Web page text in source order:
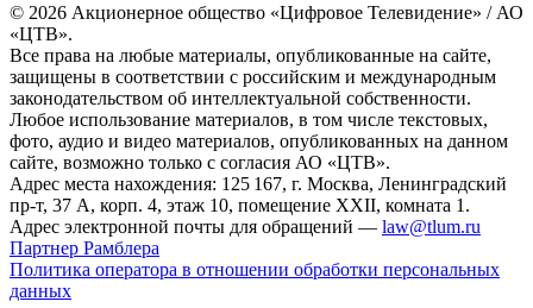
© 2026 Акционерное общество «Цифровое Телевидение» / АО
«ЦТВ».
Все права на любые материалы, опубликованные на сайте,
защищены в соответствии с российским и международным
законодательством об интеллектуальной собственности.
Любое использование материалов, в том числе текстовых,
фото, аудио и видео материалов, опубликованных на данном
сайте, возможно только с согласия АО «ЦТВ».
Адрес места нахождения: 125 167, г. Москва, Ленинградский
пр-т, 37 А, корп. 4, этаж 10, помещение XXII, комната 1.
Адрес электронной почты для обращений — law@tlum.ru
Партнер Рамблера
Политика оператора в отношении обработки персональных
данных